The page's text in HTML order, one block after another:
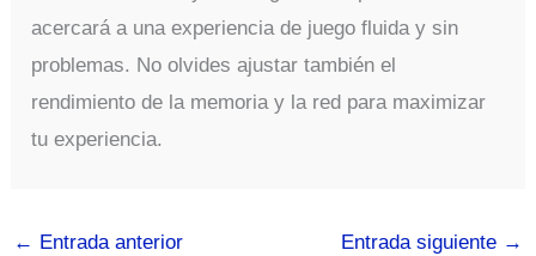
acercará a una experiencia de juego fluida y sin
problemas. No olvides ajustar también el
rendimiento de la memoria y la red para maximizar
tu experiencia.
← Entrada anterior Entrada siguiente →